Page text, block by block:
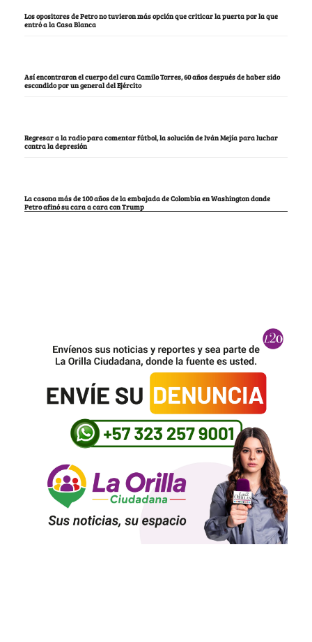
Los opositores de Petro no tuvieron más opción que criticar la puerta por la que
entró a la Casa Blanca
Así encontraron el cuerpo del cura Camilo Torres, 60 años después de haber sido
escondido por un general del Ejército
Regresar a la radio para comentar fútbol, la solución de Iván Mejía para luchar
contra la depresión
La casona más de 100 años de la embajada de Colombia en Washington donde
Petro afinó su cara a cara con Trump